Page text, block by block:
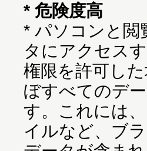
* 危険度高
* パソコンと閲
タにアクセス
権限を許可し
ぼすべてのデ
す。これには
イルなど、ブ